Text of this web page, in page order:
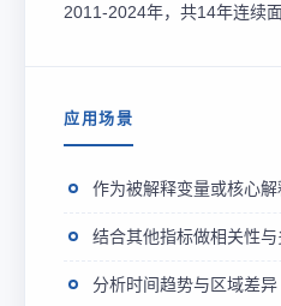
2011-2024年，共14年连续面
应用场景
作为被解释变量或核心
结合其他指标做相关性
分析时间趋势与区域差异